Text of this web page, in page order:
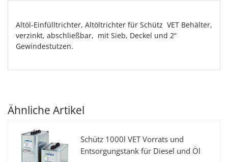
Altöl-Einfülltrichter, Altöltrichter für Schütz VET Behälter,
verzinkt, abschließbar, mit Sieb, Deckel und 2“
Gewindestutzen.
Ähnliche Artikel
Schütz 1000l VET Vorrats und
Entsorgungstank für Diesel und Öl